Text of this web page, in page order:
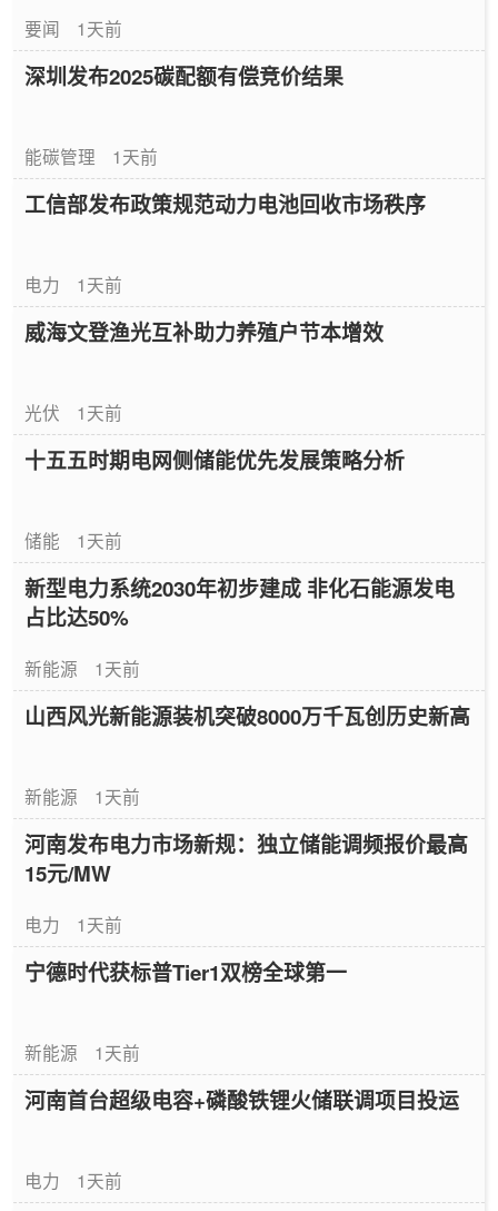
要闻 1天前
深圳发布2025碳配额有偿竞价结果
能碳管理 1天前
工信部发布政策规范动力电池回收市场秩序
电力 1天前
威海文登渔光互补助力养殖户节本增效
光伏 1天前
十五五时期电网侧储能优先发展策略分析
储能 1天前
新型电力系统2030年初步建成 非化石能源发电
占比达50%
新能源 1天前
山西风光新能源装机突破8000万千瓦创历史新高
新能源 1天前
河南发布电力市场新规：独立储能调频报价最高
15元/MW
电力 1天前
宁德时代获标普Tier1双榜全球第一
新能源 1天前
河南首台超级电容+磷酸铁锂火储联调项目投运
电力 1天前